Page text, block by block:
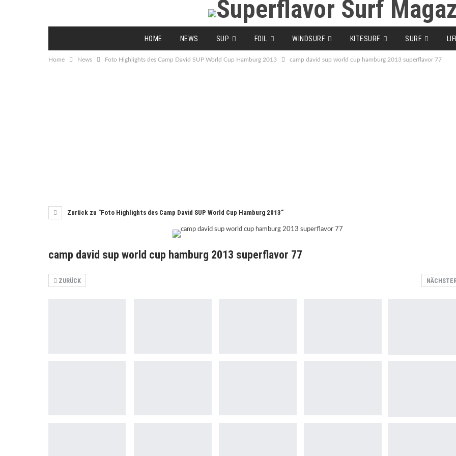
HOME NEWS SUP FOIL WINDSURF KITESURF SURF
Home News Foto Highlights des Camp David SUP World Cup Hamburg 2013 camp david sup world cup hamburg 2013 superflavor 77
Zurück zu "Foto Highlights des Camp David SUP World Cup Hamburg 2013"
camp david sup world cup hamburg 2013 superflavor 77
ZURÜCK